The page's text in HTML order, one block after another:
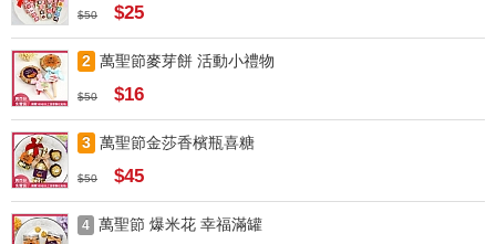
$50 $25
2 萬聖節麥芽餅 活動小禮物
$50 $16
3 萬聖節金莎香檳瓶喜糖
$50 $45
4 萬聖節 爆米花 幸福滿罐